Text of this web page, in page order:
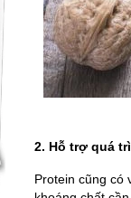
2. Hỗ trợ quá
Protein cũng có